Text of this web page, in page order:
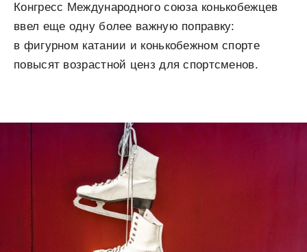
Конгресс Международного союза конькобежцев
ввел еще одну более важную поправку:
в фигурном катании и конькобежном спорте
повысят возрастной ценз для спортсменов.